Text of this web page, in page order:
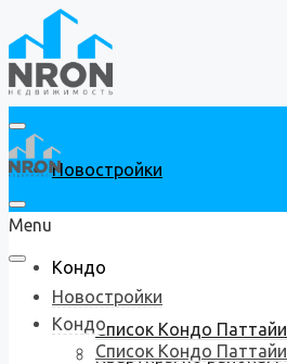
Новостройки
Кондо
Список Кондо Паттайи
Квартиры по районам
Menu
Новостройки
Кондо
Список Кондо Паттайи